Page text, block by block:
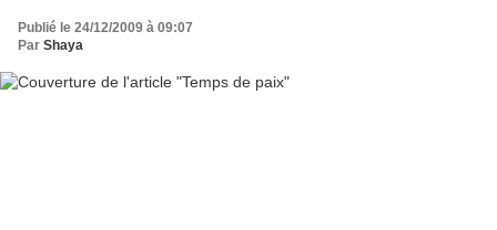
Publié le 24/12/2009 à 09:07
Par Shaya